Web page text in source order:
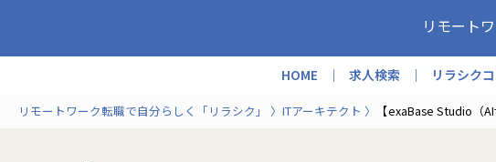
リモート
HOME 求人検索 リラシク
リモートワーク転職で自分らしく「リラシク」 ITアーキテクト 【exaBase Studio（